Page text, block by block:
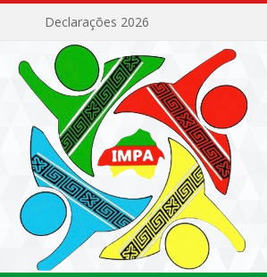
Declarações 2026